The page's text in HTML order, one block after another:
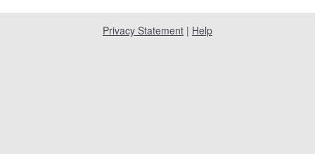
Privacy Statement | Help